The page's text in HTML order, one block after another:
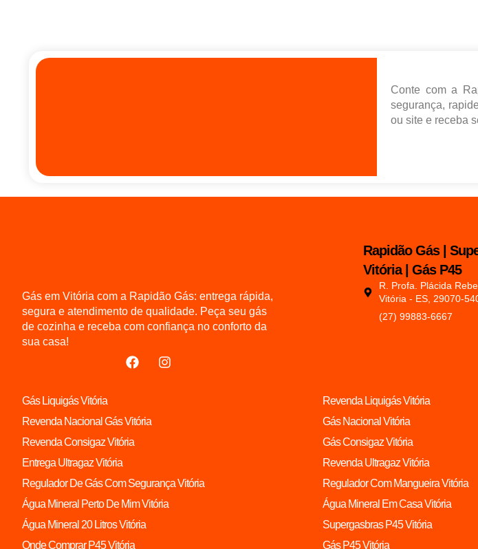
Conte com a
segurança,
ou site e receba
Gás em Vitória com a Rapidão Gás: entrega rápida,
segura e atendimento de qualidade. Peça seu gás
de cozinha e receba com confiança no conforto da
sua casa!
Rapidão Gás |
Vitória | Gás P45
R. Profa. Plácida
Vitória - ES, 29070-
(27) 99883-6667
Gás Liquigás Vitória Revenda Liquigás Vitória
Revenda Nacional Gás Vitória
Gás Nacional Vitória
Revenda Consigaz Vitória
Gás Consigaz Vitória
Entrega Ultragaz Vitória
Revenda Ultragaz Vitória
Regulador De Gás Com Segurança Vitória
Regulador Com Mangueira Vitória
Água Mineral Perto De Mim Vitória
Água Mineral Em Casa Vitória
Água Mineral 20 Litros Vitória
Supergasbras P45 Vitória
Onde Comprar P45 Vitória
Gás P45 Vitória